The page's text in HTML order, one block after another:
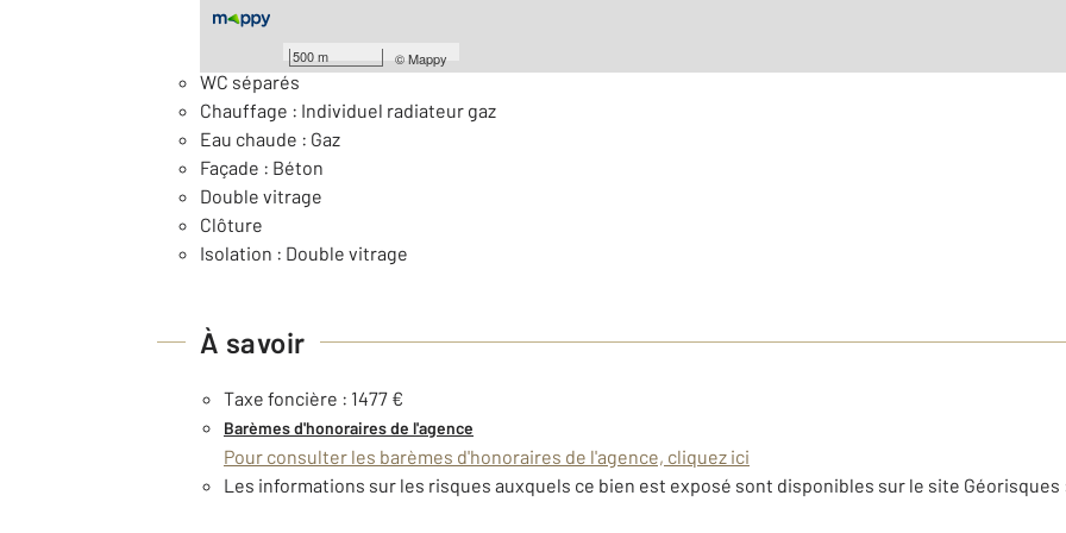
500 m ©Mappy
WC séparés
Chauffage : Individuel radiateur gaz
Eau chaude : Gaz
Façade : Béton
Double vitrage
Clôture
Isolation : Double vitrage
À savoir
Taxe foncière : 1477 €
Barèmes d'honoraires de l'agence
Pour consulter les barèmes d'honoraires de l'agence, cliquez ici
Les informations sur les risques auxquels ce bien est exposé sont disponibles sur le site Géorisques